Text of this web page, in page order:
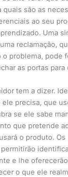
quais são as
ao seu
Uma
reclamação,
problema, pode
as portas para
tem a dizer.
precisa, que
se ele sabe
que pretende
o produto. Os
e lhe
o que ele